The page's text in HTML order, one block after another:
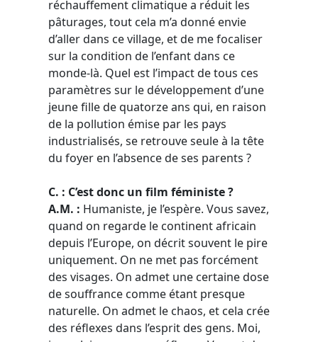
réchauffement climatique a réduit les
pâturages, tout cela m’a donné envie
d’aller dans ce village, et de me focaliser
sur la condition de l’enfant dans ce
monde-là. Quel est l’impact de tous ces
paramètres sur le développement d’une
jeune fille de quatorze ans qui, en raison
de la pollution émise par les pays
industrialisés, se retrouve seule à la tête
du foyer en l’absence de ses parents ?
C. : C’est donc un film féministe ?
A.M. : Humaniste, je l’espère. Vous savez,
quand on regarde le continent africain
depuis l’Europe, on décrit souvent le pire
uniquement. On ne met pas forcément
des visages. On admet une certaine dose
de souffrance comme étant presque
naturelle. On admet le chaos, et cela crée
des réflexes dans l’esprit des gens. Moi,